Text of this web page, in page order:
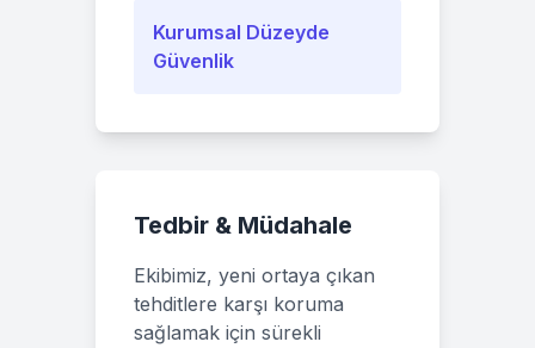
Kurumsal Düzeyde
Güvenlik
Tedbir & Müdahale
Ekibimiz, yeni ortaya çıkan
tehditlere karşı koruma
sağlamak için sürekli